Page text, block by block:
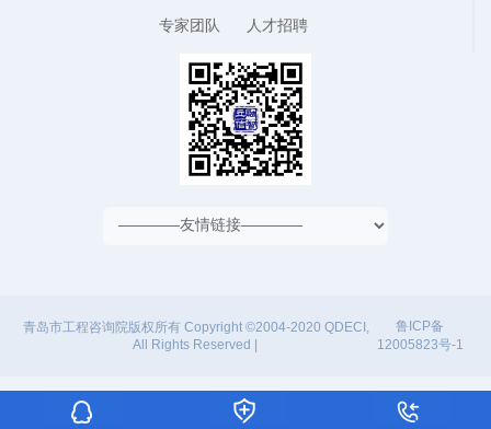
专家团队 人才招聘
青岛市工程咨询院版权所有 Copyright ©2004-2020 QDECI,
All Rights Reserved |
鲁ICP备
12005823号-1